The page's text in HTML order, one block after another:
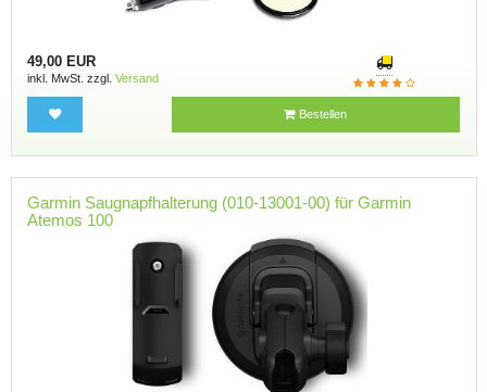
49,00 EUR
inkl. MwSt. zzgl. Versand
Bestellen
Garmin Saugnapfhalterung (010-13001-00) für Garmin
Atemos 100